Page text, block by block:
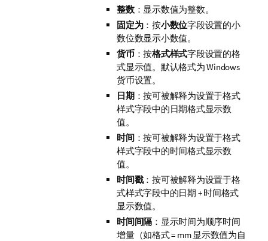
整数：显示数值为整数。
固定为：按小数位字段设置的小
数位数显示小数值。
货币：按格式样式字段设置的格
式显示值。默认格式为 Windows
货币设置。
日期：按可被解释为设置于格式
样式字段中的日期格式显示数
值。
时间：按可被解释为设置于格式
样式字段中的时间格式显示数
值。
时间戳：按可被解释为设置于格
式样式字段中的日期 + 时间格式
显示数值。
时间间隔 ：显示时间为顺序时间
增量（如格式 = mm 显示数值为自